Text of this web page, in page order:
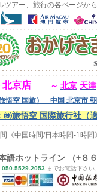
アー、旅行の各ページか
北京店 ～ 北京 天津
旅悟空 国旅） 中国 北京市
旅悟空 国際旅行社（
《中国時間/日本時間-1時間》
語ホットライン （+８６
050-5529-2053 までお電話下さい